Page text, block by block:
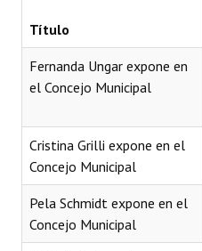
Constitución Provincial
Carta Orgánica 2007
Reglamento Interno
Digesto
Organigrama
Título
Fernanda Ungar expone en
el Concejo Municipal
Cristina Grilli expone en el
Concejo Municipal
Pela Schmidt expone en el
Concejo Municipal